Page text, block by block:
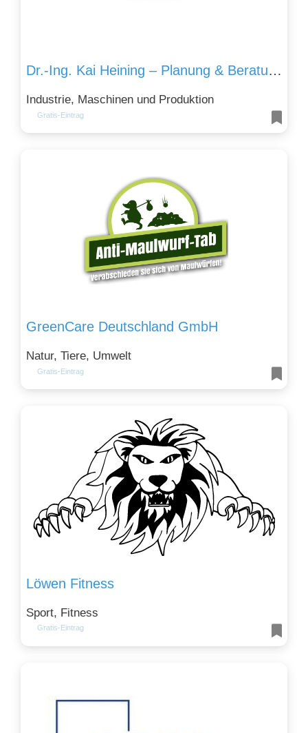
Dr.-Ing. Kai Heining – Planung & Beratung in der Verfahrenstechnik
Industrie, Maschinen und Produktion
Gratis-Eintrag
GreenCare Deutschland GmbH
Natur, Tiere, Umwelt
Gratis-Eintrag
Löwen Fitness
Sport, Fitness
Gratis-Eintrag